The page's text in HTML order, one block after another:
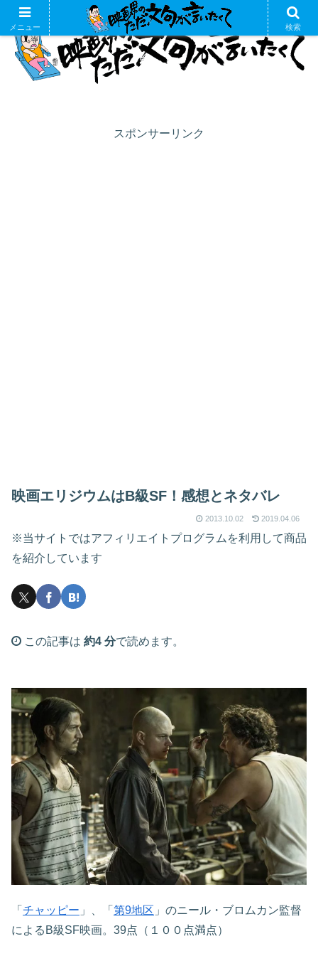
スポンサーリンク
映画エリジウムはB級SF！感想とネタバレ
2013.10.02 2019.04.06
※当サイトではアフィリエイトプログラムを利用して商品
を紹介しています
この記事は 約4 分で読めます。
「 チャッピー 」、「 第9地区 」のニール・ブロムカン監督
によるB級SF映画。39点（１００点満点）
メニュー 検索